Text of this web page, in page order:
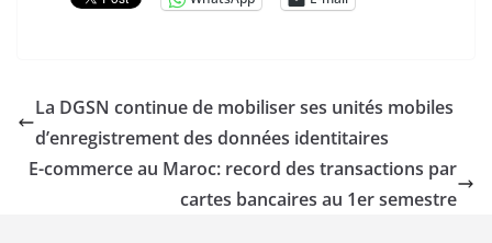
La DGSN continue de mobiliser ses unités mobiles
d’enregistrement des données identitaires
E-commerce au Maroc: record des transactions par
cartes bancaires au 1er semestre